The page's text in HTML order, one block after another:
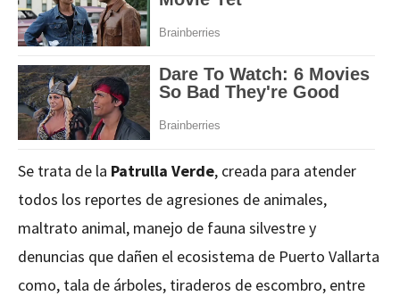
Se trata de la Patrulla Verde, creada para atender
todos los reportes de agresiones de animales,
maltrato animal, manejo de fauna silvestre y
denuncias que dañen el ecosistema de Puerto Vallarta
como, tala de árboles, tiraderos de escombro, entre